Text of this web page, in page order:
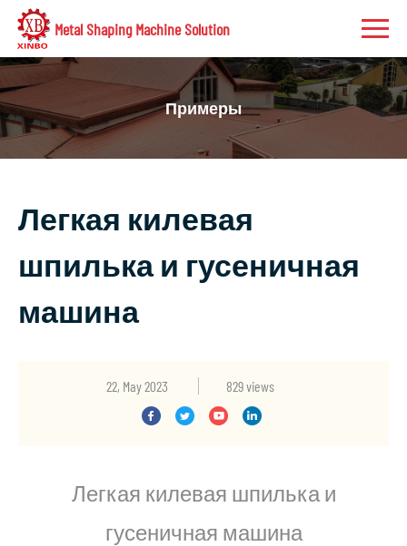
Metal Shaping Machine Solution
Примеры
Легкая килевая
шпилька и гусеничная
машина
22, May 2023 829 views
Легкая килевая шпилька и
гусеничная машина